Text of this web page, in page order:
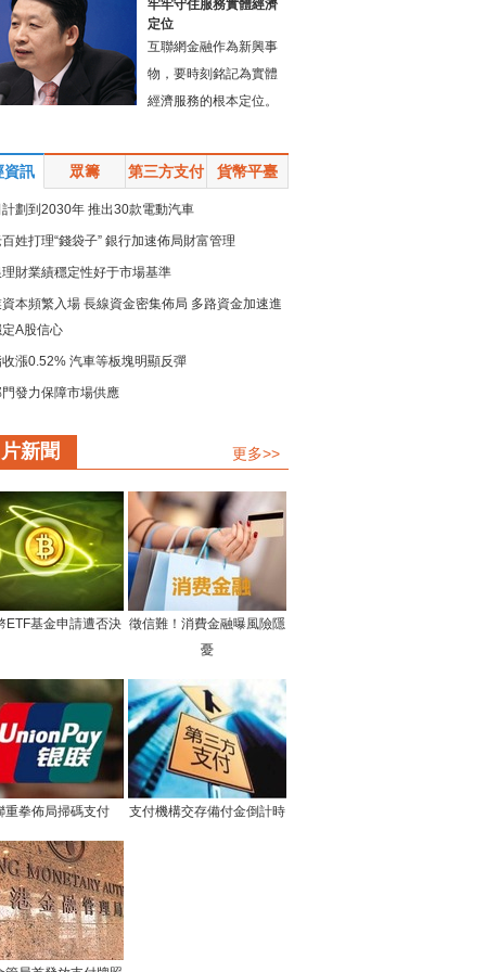
牢牢守住服務實體經濟
定位
互聯網金融作為新興事
物，要時刻銘記為實體
經濟服務的根本定位。
資訊 眾籌 第三方支付 貨幣平臺
劃到2030年 推出30款電動汽車
姓打理“錢袋子” 銀行加速佈局財富管理
財業績穩定性好于市場基準
本頻繁入場 長線資金密集佈局 多路資金加速進
A股信心
漲0.52% 汽車等板塊明顯反彈
發力保障市場供應
鏈承壓而上 疏堵點解難點 保供穩産精準發力
新聞 更多>>
ETF基金申請遭否決 徵信難！消費金融曝風險隱
憂
重拳佈局掃碼支付 支付機構交存備付金倒計時